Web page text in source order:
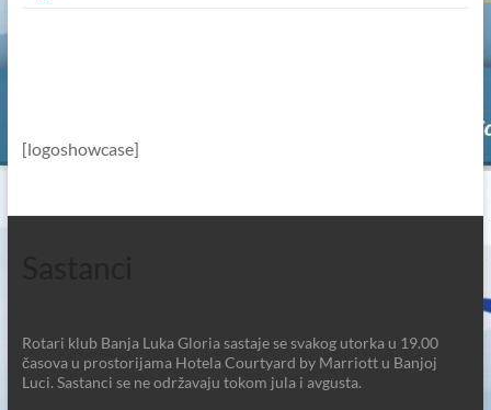
[logoshowcase]
Rotari klub Banja Luka Gloria sastaje se svakog utorka u 19.00
časova u prostorijama Hotela Courtyard by Marriott u Banjoj
Luci. Sastanci se ne održavaju tokom jula i avgusta.